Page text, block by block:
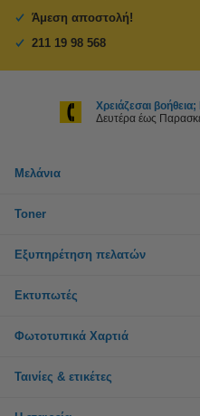
Άμεση αποστολή!
211 19 98 568
Χρειάζεσαι
Δευτέρα έως
Μελάνια
Toner
Εξυπηρέτηση πελατών
Εκτυπωτές
Φωτοτυπικά Χαρτιά
Ταινίες & ετικέτες